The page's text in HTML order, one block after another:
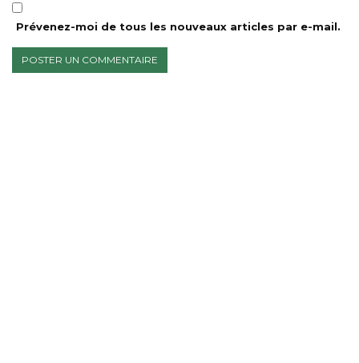
Prévenez-moi de tous les nouveaux articles par e-mail.